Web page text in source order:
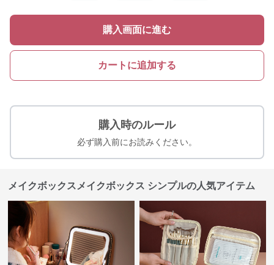
購入画面に進む
カートに追加する
購入時のルール
必ず購入前にお読みください。
メイクボックスメイクボックス シンプルの人気アイテム